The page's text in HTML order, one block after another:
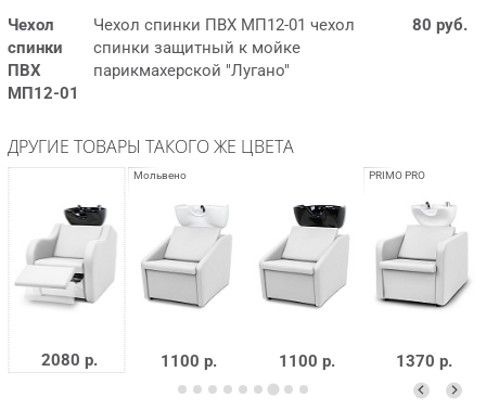
Чехол
спинки
ПВХ
МП12-01
Чехол спинки ПВХ МП12-01 чехол
спинки защитный к мойке
парикмахерской "Лугано"
80 руб.
ДРУГИЕ ТОВАРЫ ТАКОГО ЖЕ ЦВЕТА
2080 р. 1100 р. 1100 р. 1370 р.